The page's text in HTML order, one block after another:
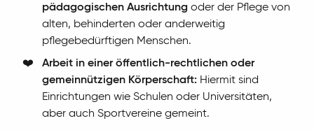
pädagogischen Ausrichtung oder der Pflege von
alten, behinderten oder anderweitig
pflegebedürftigen Menschen.
❤️
Arbeit in einer öffentlich-rechtlichen oder
gemeinnützigen Körperschaft: Hiermit sind
Einrichtungen wie Schulen oder Universitäten,
aber auch Sportvereine gemeint.